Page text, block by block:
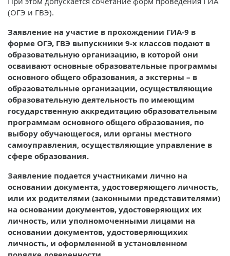
(ОГЭ и ГВЭ).
Заявление на участие в прохождении ГИА-9 в
форме ОГЭ, ГВЭ выпускники 9-х классов подают в
образовательную организацию, в которой они
осваивают основные образовательные программы
основного общего образования, а экстерны – в
образовательные организации, осуществляющие
образовательную деятельность по имеющим
государственную аккредитацию образовательным
программам основного общего образования, по
выбору обучающегося, или органы местного
самоуправления, осуществляющие управление в
сфере образования.
Заявление подается участниками лично на
основании документа, удостоверяющего личность,
или их родителями (законными представителями)
на основании документов, удостоверяющих их
личность, или уполномоченными лицами на
основании документов, удостоверяющихих
личность, и оформленной в установленном